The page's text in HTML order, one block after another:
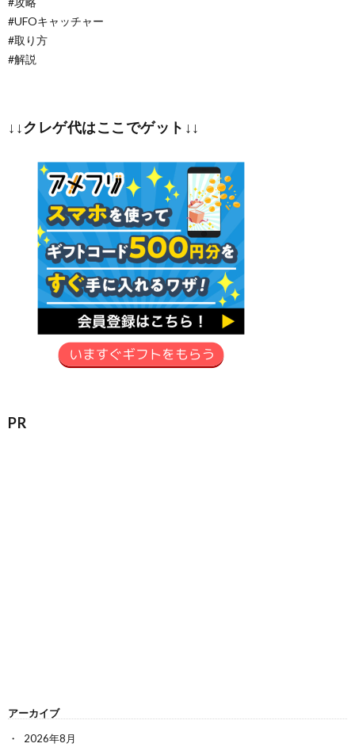
#UFOキャッチャー
#取り方
#解説
↓↓クレゲ代はここでゲット↓↓
PR
アーカイブ
2026年8月